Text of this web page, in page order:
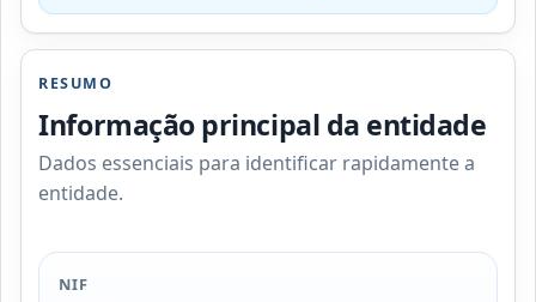
RESUMO
Informação principal da entidade
Dados essenciais para identificar rapidamente a
entidade.
NIF